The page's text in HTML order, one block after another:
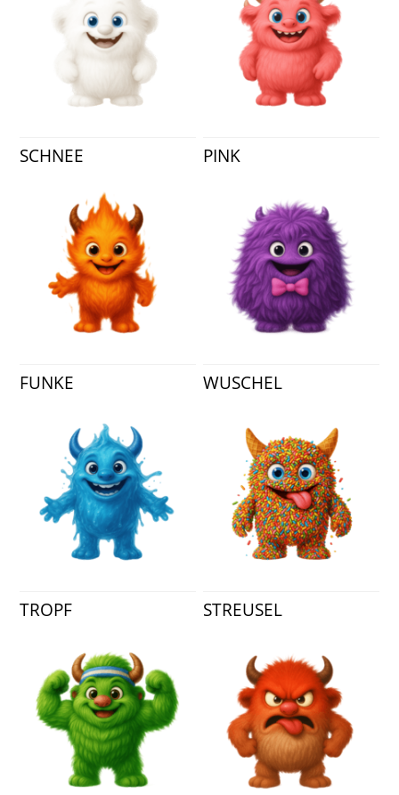
SCHNEE PINK
FUNKE WUSCHEL
TROPF STREUSEL